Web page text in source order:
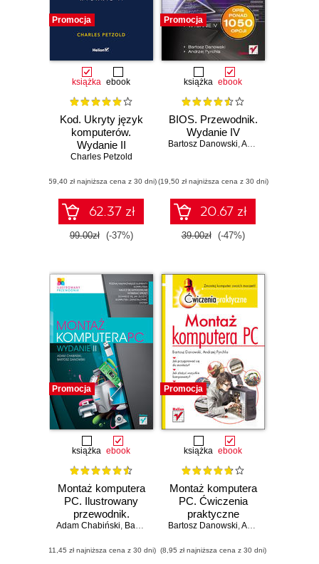
Promocja
książka ebook
Kod. Ukryty język
komputerów.
Wydanie II
Charles Petzold
(59,40 zł najniższa cena z 30 dni)
62.37 zł
99.00zł (-37%)
Promocja
książka ebook
BIOS. Przewodnik.
Wydanie IV
Bartosz Danowski,Andrzej Pyrchla
(19,50 zł najniższa cena z 30 dni)
20.67 zł
39.00zł (-47%)
Promocja
książka ebook
Montaż komputera
PC. Ilustrowany
przewodnik.
Wydanie II
Adam Chabiński, Bartosz Danowski
(11,45 zł najniższa cena z 30 dni)
Promocja
książka ebook
Montaż komputera
PC. Ćwiczenia
praktyczne
Bartosz Danowski,Andrzej Pyrchla
(8,95 zł najniższa cena z 30 dni)